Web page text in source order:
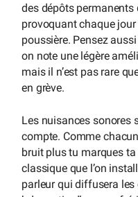
des dépôts permanents
provoquant chaque
poussière. Pensez
on note une légère
mais il n’est pas rare
en grève.
Les nuisances sonores
compte. Comme
bruit plus tu marques
classique que l’on
parleur qui diffusera